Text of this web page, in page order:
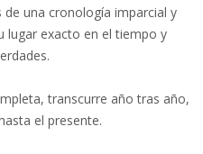
una cronología imparcial y
lugar exacto en el tiempo y
transcurre año tras año,
el presente.